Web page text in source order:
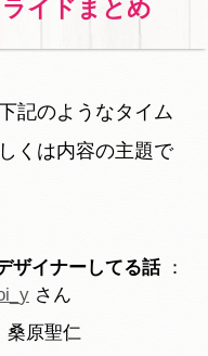
イドまとめ
記のようなタイム
くは内容の主題で
ザイナーしてる話：
さん
桑原聖仁